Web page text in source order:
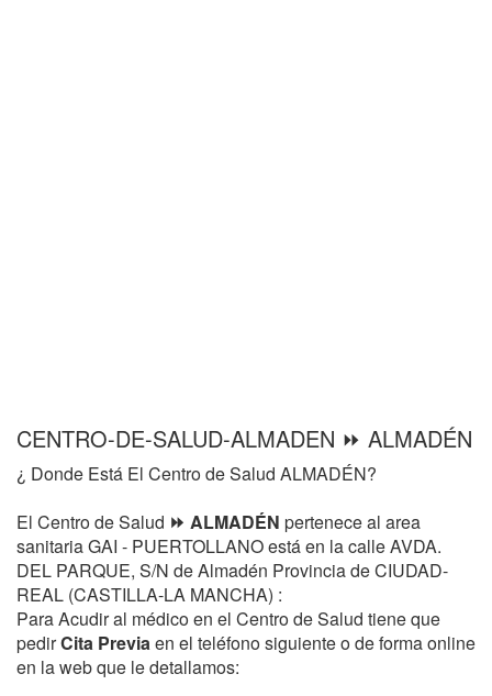
CENTRO-DE-SALUD-ALMADEN ⏩ ALMADÉN
¿ Donde Está El Centro de Salud ALMADÉN?
El Centro de Salud ⏩ ALMADÉN pertenece al area
sanitaria GAI - PUERTOLLANO está en la calle AVDA.
DEL PARQUE, S/N de Almadén Provincia de CIUDAD-
REAL (CASTILLA-LA MANCHA) :
Para Acudir al médico en el Centro de Salud tiene que
pedirCita Previaen el teléfono siguiente o de forma online
en la web que le detallamos: